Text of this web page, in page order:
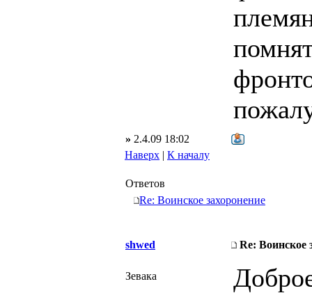
» 2.4.09 18:02
Наверх | К началу
Ответов
Re: Воинское захоронение
shwed Re: Воинское
Зевака